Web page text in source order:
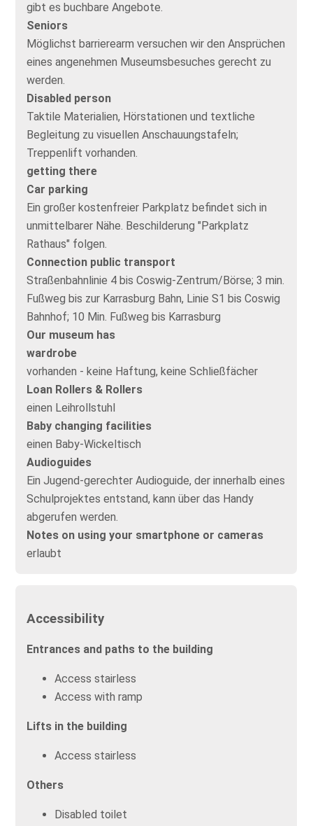
gibt es buchbare Angebote.
Seniors
Möglichst barrierearm versuchen wir den Ansprüchen
eines angenehmen Museumsbesuches gerecht zu
werden.
Disabled person
Taktile Materialien, Hörstationen und textliche
Begleitung zu visuellen Anschauungstafeln;
Treppenlift vorhanden.
getting there
Car parking
Ein großer kostenfreier Parkplatz befindet sich in
unmittelbarer Nähe. Beschilderung "Parkplatz
Rathaus" folgen.
Connection public transport
Straßenbahnlinie 4 bis Coswig-Zentrum/Börse; 3 min.
Fußweg bis zur Karrasburg Bahn, Linie S1 bis Coswig
Bahnhof; 10 Min. Fußweg bis Karrasburg
Our museum has
wardrobe
vorhanden - keine Haftung, keine Schließfächer
Loan Rollers & Rollers
einen Leihrollstuhl
Baby changing facilities
einen Baby-Wickeltisch
Audioguides
Ein Jugend-gerechter Audioguide, der innerhalb eines
Schulprojektes entstand, kann über das Handy
abgerufen werden.
Notes on using your smartphone or cameras
erlaubt
Accessibility
Entrances and paths to the building
Access stairless
Access with ramp
Lifts in the building
Access stairless
Others
Disabled toilet